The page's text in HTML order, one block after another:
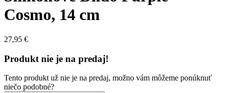
Cosmo, 14 cm
27,95 €
Produkt nie je na predaj!
Tento produkt už nie je na predaj, možno vám môžeme ponúknuť
niečo podobné?